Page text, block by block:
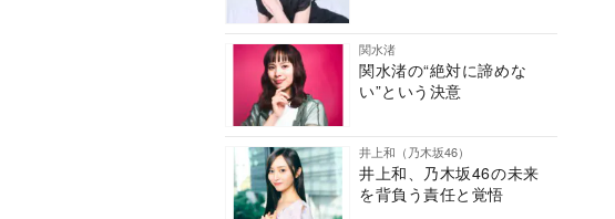
関水渚
関水渚の“絶対に諦めな
い”という決意
井上和（乃木坂46）
井上和、乃木坂46の未来
を背負う責任と覚悟